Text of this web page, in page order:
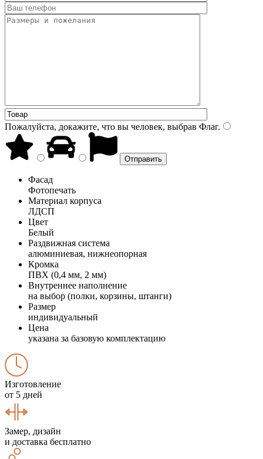
Пожалуйста, докажите, что вы человек, выбрав Флаг.
Фасад
Фотопечать
Материал корпуса
ЛДСП
Цвет
Белый
Раздвижная система
алюминиевая, нижнеопорная
Кромка
ПВХ (0,4 мм, 2 мм)
Внутреннее наполнение
на выбор (полки, корзины, штанги)
Размер
индивидуальный
Цена
указана за базовую комплектацию
Изготовление
от 5 дней
Замер, дизайн
и доставка бесплатно